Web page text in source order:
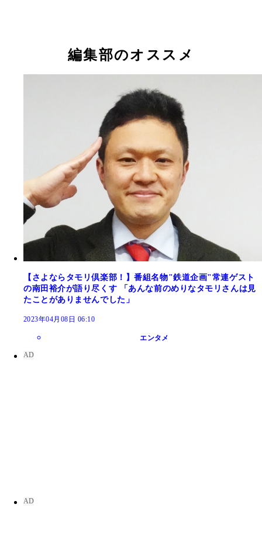
編集部のオススメ
【さよならタモリ倶楽部！】番組名物"鉄道企画"常連ゲスト
の南田裕介が語り尽くす 「あんな前のめりなタモリさんは見
たことがありませんでした」
2023年04月08日 06:10
エンタメ